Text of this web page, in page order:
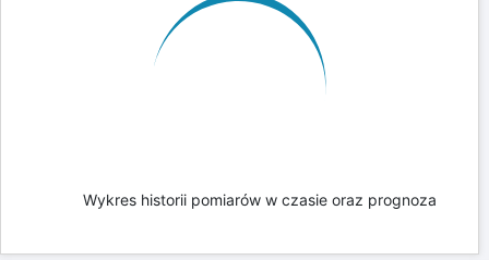
Wykres historii pomiarów w czasie oraz prognoza